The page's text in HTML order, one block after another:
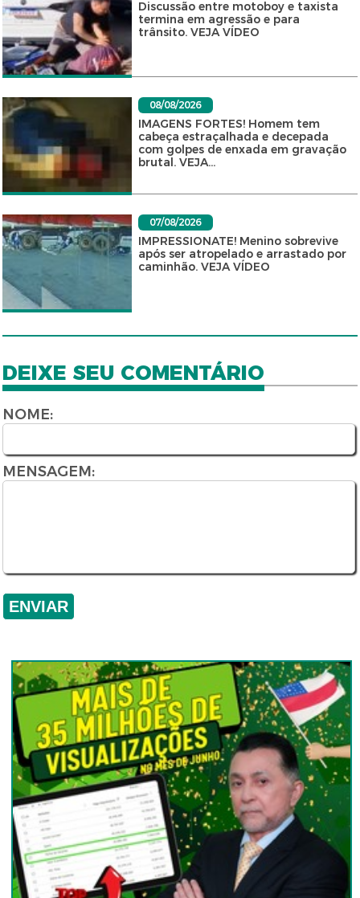
Discussão entre motoboy e taxista
termina em agressão e para
trânsito. VEJA VÍDEO
08/08/2026
IMAGENS FORTES! Homem tem
cabeça estraçalhada e decepada
com golpes de enxada em gravação
brutal. VEJA...
07/08/2026
IMPRESSIONATE! Menino sobrevive
após ser atropelado e arrastado por
caminhão. VEJA VÍDEO
DEIXE SEU COMENTÁRIO
NOME:
MENSAGEM: